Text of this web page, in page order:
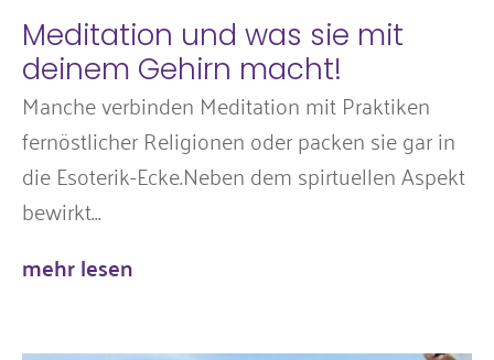
Meditation und was sie mit
deinem Gehirn macht!
Manche verbinden Meditation mit Praktiken
fernöstlicher Religionen oder packen sie gar in
die Esoterik-Ecke.Neben dem spirtuellen Aspekt
bewirkt...
mehr lesen